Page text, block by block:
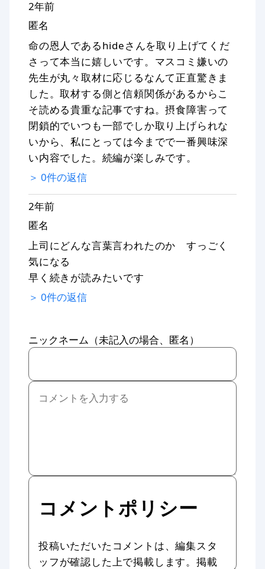
2年前
匿名
命の恩人であるhideさんを取り上げてくだ
さって本当に嬉しいです。マスコミ嫌いの
先生が丸々取材に応じるなんて正直驚きま
した。取材する側と信頼関係があるからこ
そ読める貴重な記事ですね。摂食障害って
閉鎖的でいつも一部でしか取り上げられな
いから、私にとっては今までで一番興味深
い内容でした。続編が楽しみです。
＞ 0件の返信
2年前
匿名
上司にどんな言葉言われたのか すっごく
気になる
早く続きが読みたいです
＞ 0件の返信
ニックネーム（未記入の場合、匿名）
コメントポリシー
投稿いただいたコメントは、編集スタ
ッフが確認した上で掲載します。掲載